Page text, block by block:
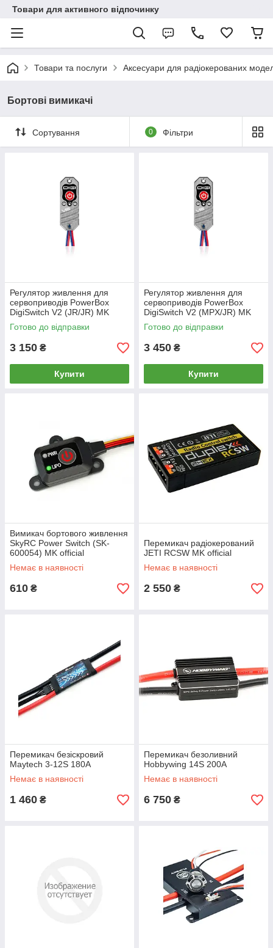
Товари для активного відпочинку
Товари та послуги Аксесуари для радіокерованих
Бортові вимикачі
Сортування 0 Фільтри
Регулятор живлення для
сервоприводів PowerBox
DigiSwitch V2 (JR/JR) MK
official
Готово до відправки
3 150 ₴
Купити
Регулятор живлення для
сервоприводів PowerBox
DigiSwitch V2 (MPX/JR) MK
official
Готово до відправки
3 450 ₴
Купити
Вимикач бортового живлення
SkyRC Power Switch (SK-
600054) MK official
Немає в наявності
610 ₴
Перемикач радіокерований
JETI RCSW MK official
Немає в наявності
2 550 ₴
Перемикач безіскровий
Maytech 3-12S 180A
Немає в наявності
1 460 ₴
Перемикач безоливний
Hobbywing 14S 200A
Немає в наявності
6 750 ₴